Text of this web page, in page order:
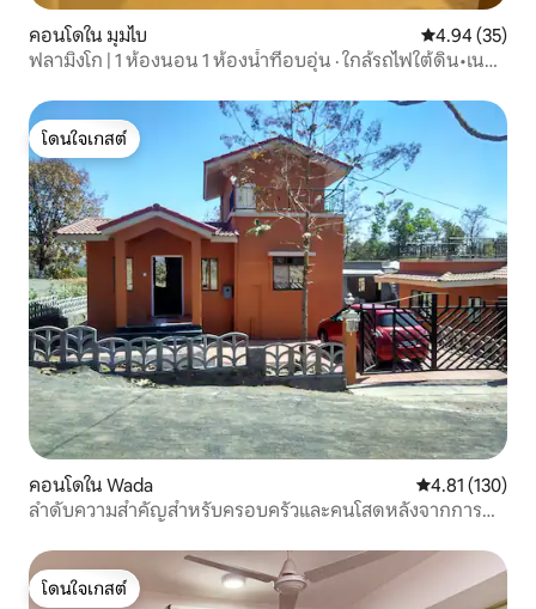
คอนโดใน มุมไบ คะแนนเฉลี่ย
4.94 (35)
ฟลามิงโก | 1 ห้องนอน 1 ห้องน้ำที่อบอุ่น · ใกล้รถไฟใต้ดิน•เนส
โดนใจเกสต์
โดนใจเกสต์
คอนโดใน Wada คะแนนเฉลี่ย
4.81 (130)
ลำดับความสำคัญสำหรับครอบครัวและคนโสดหลังจากการ
โดนใจเกสต์
โดนใจเกสต์